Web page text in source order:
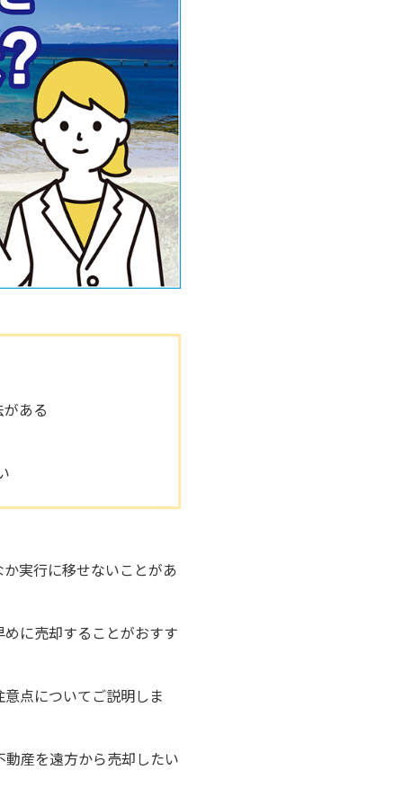
ある
実行に移せないことがあ
に売却することがおすす
点についてご説明しま
産を遠方から売却したい